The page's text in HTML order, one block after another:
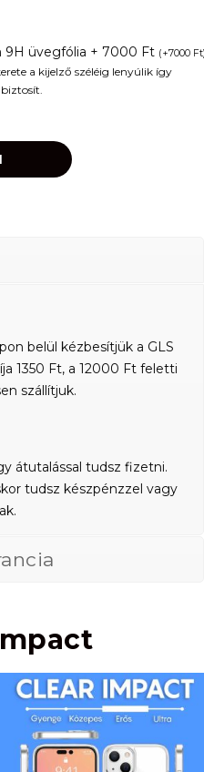
9H üvegfólia + 7000 Ft (+7000 Ft
a kijelző széléig lenyúlik így
belül kézbesítjük a GLS
1350 Ft, a 12000 Ft feletti
szállítjuk.
átutalással tudsz fizetni.
tudsz készpénzzel vagy